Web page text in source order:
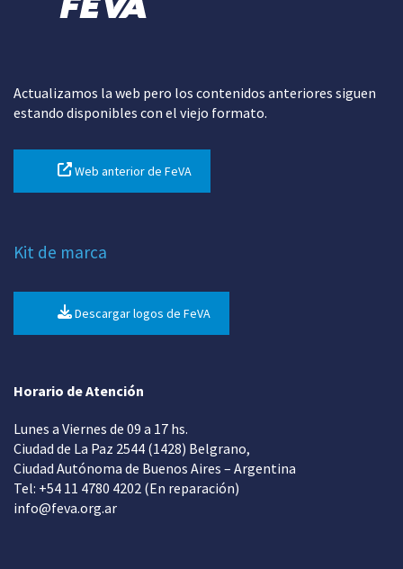
Actualizamos la web pero los contenidos anteriores siguen
estando disponibles con el viejo formato.
Web anterior de FeVA
Kit de marca
Descargar logos de FeVA
Horario de Atención
Lunes a Viernes de 09 a 17 hs.
Ciudad de La Paz 2544 (1428) Belgrano,
Ciudad Autónoma de Buenos Aires – Argentina
Tel: +54 11 4780 4202 (En reparación)
info@feva.org.ar